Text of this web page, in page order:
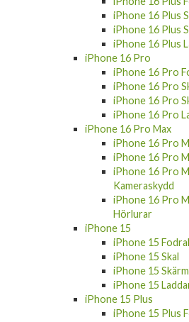
iPhone 16 Plus
iPhone 16 Plus
iPhone 16 Plus
iPhone 16 Pro
iPhone 16 Pro
iPhone 16 Pro
iPhone 16 Pro
iPhone 16 Pro
iPhone 16 Pro Max
iPhone 16 Pro
iPhone 16 Pro
iPhone 16 Pro
Kameraskydd
iPhone 16 Pro
Hörlurar
iPhone 15
iPhone 15 Fodral
iPhone 15 Skal
iPhone 15
iPhone 15
iPhone 15 Plus
iPhone 15 Plus